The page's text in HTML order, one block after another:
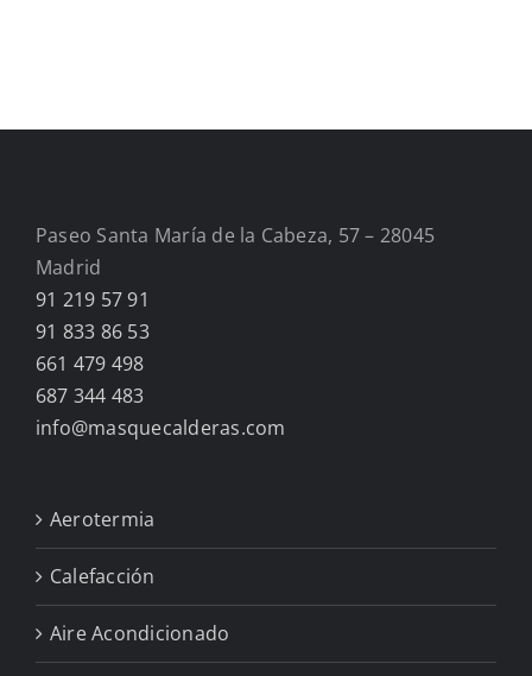
Paseo Santa María de la Cabeza, 57 – 28045
Madrid
91 219 57 91
91 833 86 53
661 479 498
687 344 483
info@masquecalderas.com
Aerotermia
Calefacción
Aire Acondicionado